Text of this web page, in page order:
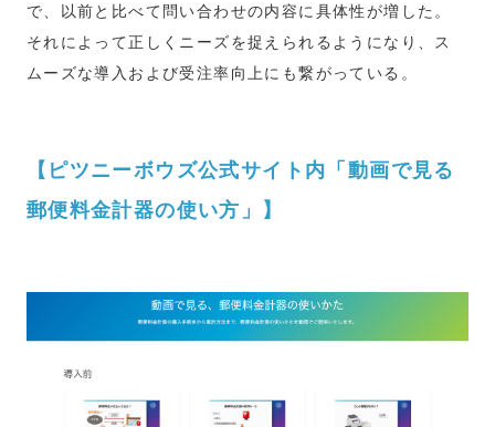
で、以前と比べて問い合わせの内容に具体性が増した。
それによって正しくニーズを捉えられるようになり、ス
ムーズな導入および受注率向上にも繋がっている。
【ピツニーボウズ公式サイト内「動画で見る
郵便料金計器の使い方」】